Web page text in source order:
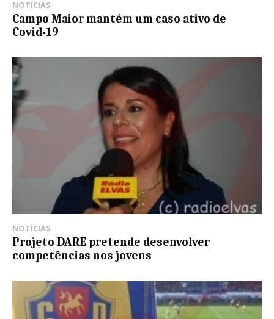
NOTÍCIAS
Campo Maior mantém um caso ativo de
Covid-19
NOTÍCIAS
Projeto DARE pretende desenvolver
competências nos jovens